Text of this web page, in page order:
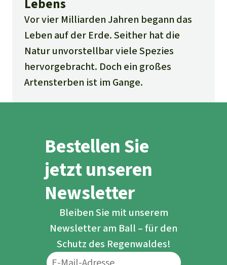
Lebens
Vor vier Milliarden Jahren begann das
Leben auf der Erde. Seither hat die
Natur unvorstellbar viele Spezies
hervorgebracht. Doch ein großes
Artensterben ist im Gange.
Bestellen Sie
jetzt unseren
Newsletter
Bleiben Sie mit unserem
Newsletter am Ball – für den
Schutz des Regenwaldes!